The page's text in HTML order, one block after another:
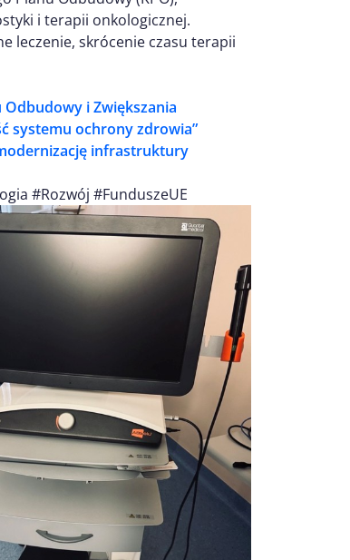
i terapii onkologicznej.
leczenie, skrócenie czasu terapii
Odbudowy i Zwiększania
systemu ochrony zdrowia”
infrastruktury
#Rozwój #FunduszeUE